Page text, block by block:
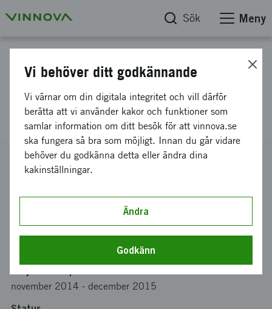
Sök Meny
En värdehöjande modell för
matavfall
Diarienummer
2014-03576
Koordinator
KOMMUNLEDNINGSFÖRVALTNING
Bidrag från Vinnova
november 2014 - december 2015
Vi behöver ditt godkännande
Vi värnar om din digitala integritet och vill därför
berätta att vi använder kakor och funktioner som
samlar information om ditt besök för att vinnova.se
ska fungera så bra som möjligt. Innan du går vidare
behöver du godkänna detta eller ändra dina
kakinställningar.
Ändra
Godkänn